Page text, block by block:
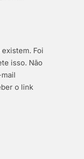
Foi
isso. Não
o link